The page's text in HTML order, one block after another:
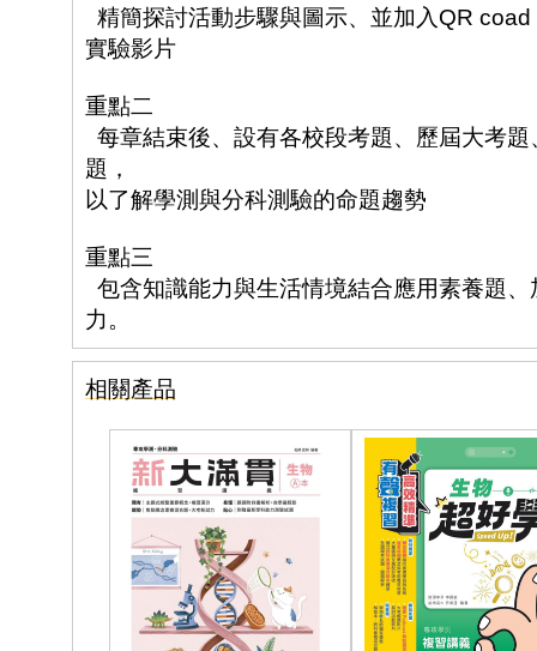
精簡探討活動步驟與圖示、並加入QR
實驗影片
重點二
每章結束後、設有各校段考題、歷屆大考題
題，
以了解學測與分科測驗的命題趨勢
重點三
包含知識能力與生活情境結合應用素養題、
力。
相關產品